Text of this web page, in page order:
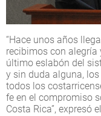
“Hace unos años
recibimos con alegría
último eslabón del
y sin duda alguna,
todos los
fe en el compromiso
Costa Rica”, expresó